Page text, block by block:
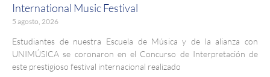
International Music Festival
5 agosto, 2026
Estudiantes de nuestra Escuela de Música y de la alianza con
UNIMÚSICA se coronaron en el Concurso de Interpretación de
este prestigioso festival internacional realizado